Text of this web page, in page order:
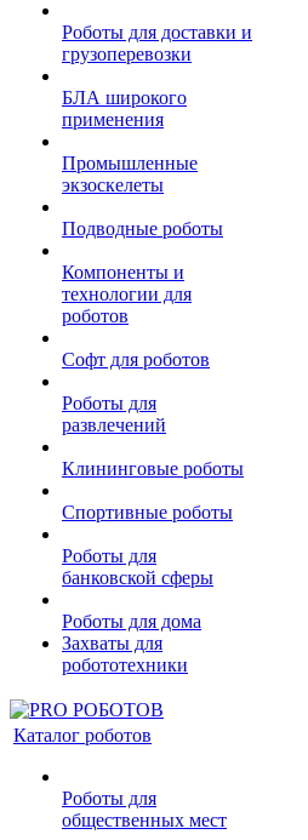
Роботы для доставки и
грузоперевозки
БЛА широкого
применения
Промышленные
экзоскелеты
Подводные роботы
Компоненты и
технологии для
роботов
Софт для роботов
Роботы для
развлечений
Клининговые роботы
Спортивные роботы
Роботы для
банковской сферы
Роботы для дома
Захваты для
робототехники
Каталог роботов
Роботы для
общественных мест